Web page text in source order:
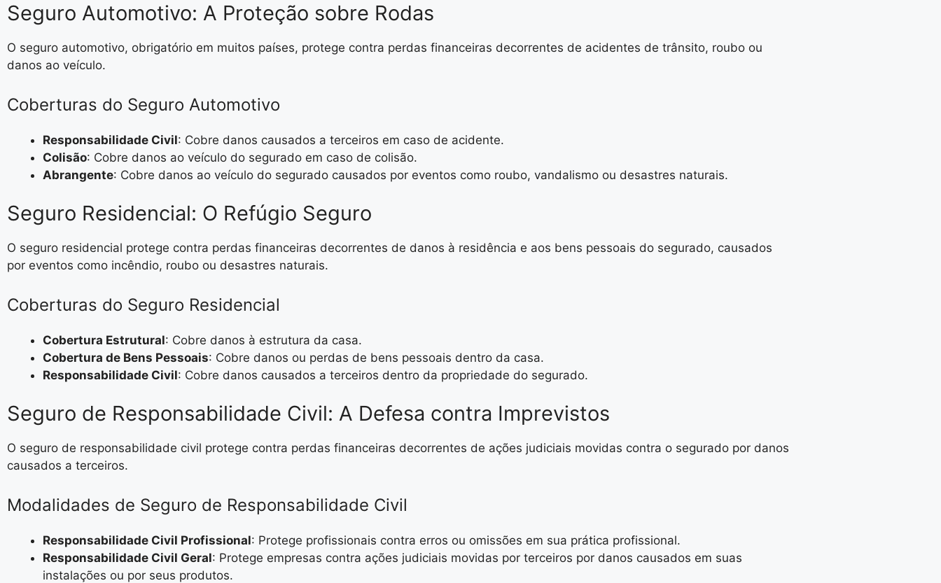
Seguro Automotivo: A Proteção sobre Rodas
O seguro automotivo, obrigatório em muitos países, protege contra perdas financeiras decorrentes de acidentes de trânsito, roubo ou
danos ao veículo.
Coberturas do Seguro Automotivo
Responsabilidade Civil: Cobre danos causados a terceiros em caso de acidente.
Colisão: Cobre danos ao veículo do segurado em caso de colisão.
Abrangente: Cobre danos ao veículo do segurado causados por eventos como roubo, vandalismo ou desastres naturais.
Seguro Residencial: O Refúgio Seguro
O seguro residencial protege contra perdas financeiras decorrentes de danos à residência e aos bens pessoais do segurado, causados
por eventos como incêndio, roubo ou desastres naturais.
Coberturas do Seguro Residencial
Cobertura Estrutural: Cobre danos à estrutura da casa.
Cobertura de Bens Pessoais: Cobre danos ou perdas de bens pessoais dentro da casa.
Responsabilidade Civil: Cobre danos causados a terceiros dentro da propriedade do segurado.
Seguro de Responsabilidade Civil: A Defesa contra Imprevistos
O seguro de responsabilidade civil protege contra perdas financeiras decorrentes de ações judiciais movidas contra o segurado por danos
causados a terceiros.
Modalidades de Seguro de Responsabilidade Civil
Responsabilidade Civil Profissional: Protege profissionais contra erros ou omissões em sua prática profissional.
Responsabilidade Civil Geral: Protege empresas contra ações judiciais movidas por terceiros por danos causados em suas
instalações ou por seus produtos.